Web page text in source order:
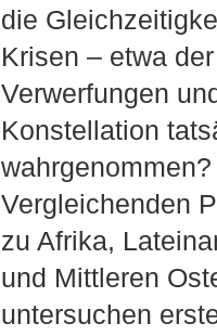
die
Krisen – etwa
Verwerfungen
Konstellation
Vergleichenden
zu Afrika,
und Mittleren
untersuchen